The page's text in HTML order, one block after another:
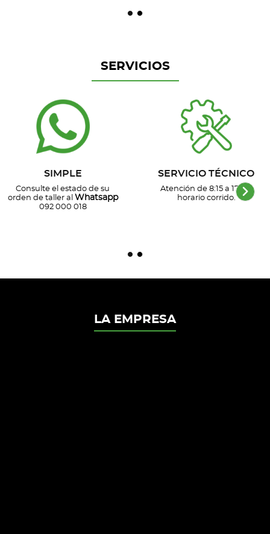
SERVICIOS
SIMPLE
Consulte el estado de su
orden de taller al
Whatsapp
092 000 018
SERVICIO TÉCNICO
Atención de 8:15 a 17 hs,
horario corrido.
LA EMPRESA